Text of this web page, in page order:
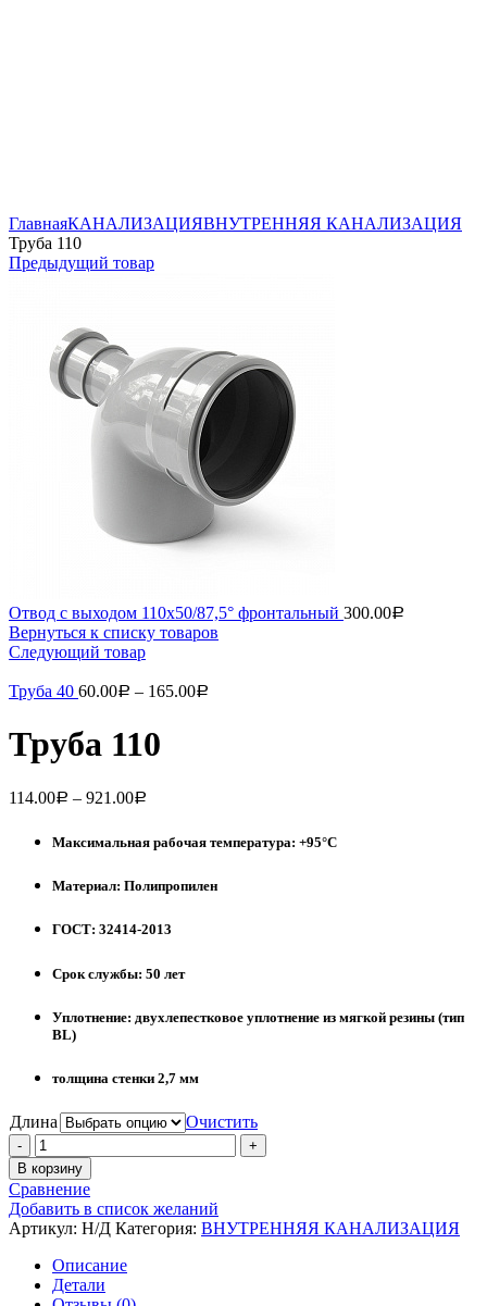
ГлавнаяКАНАЛИЗАЦИЯВНУТРЕННЯЯ КАНАЛИЗАЦИЯ
Труба 110
Предыдущий товар
Отвод с выходом 110х50/87,5° фронтальный 300.00Р
Вернуться к списку товаров
Следующий товар
Труба 40 60.00Р – 165.00Р
Труба 110
114.00Р – 921.00Р
Максимальная рабочая температура: +95°С
Материал: Полипропилен
ГОСТ: 32414-2013
Срок службы: 50 лет
Уплотнение: двухлепестковое уплотнение из мягкой резины (тип
BL)
толщина стенки 2,7 мм
Длина
Очистить
Количество
В корзину
Сравнение
Добавить в список желаний
Артикул: Н/Д Категория: ВНУТРЕННЯЯ КАНАЛИЗАЦИЯ
Описание
Детали